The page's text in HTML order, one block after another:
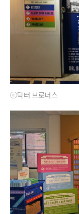
ⓒ닥터 브로너스